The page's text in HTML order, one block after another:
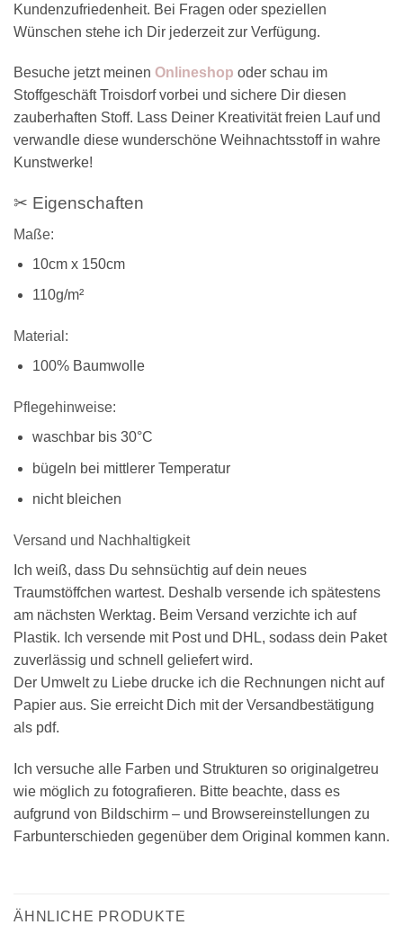
Kundenzufriedenheit. Bei Fragen oder speziellen
Wünschen stehe ich Dir jederzeit zur Verfügung.
Besuche jetzt meinen Onlineshop oder schau im
Stoffgeschäft Troisdorf vorbei und sichere Dir diesen
zauberhaften Stoff. Lass Deiner Kreativität freien Lauf und
verwandle diese wunderschöne Weihnachtsstoff in wahre
Kunstwerke!
✂ Eigenschaften
Maße:
10cm x 150cm
110g/m²
Material:
100% Baumwolle
Pflegehinweise:
waschbar bis 30°C
bügeln bei mittlerer Temperatur
nicht bleichen
Versand und Nachhaltigkeit
Ich weiß, dass Du sehnsüchtig auf dein neues
Traumstöffchen wartest. Deshalb versende ich spätestens
am nächsten Werktag. Beim Versand verzichte ich auf
Plastik. Ich versende mit Post und DHL, sodass dein Paket
zuverlässig und schnell geliefert wird.
Der Umwelt zu Liebe drucke ich die Rechnungen nicht auf
Papier aus. Sie erreicht Dich mit der Versandbestätigung
als pdf.
Ich versuche alle Farben und Strukturen so originalgetreu
wie möglich zu fotografieren. Bitte beachte, dass es
aufgrund von Bildschirm – und Browsereinstellungen zu
Farbunterschieden gegenüber dem Original kommen kann.
ÄHNLICHE PRODUKTE